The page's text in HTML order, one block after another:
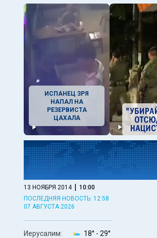
ИСПАНЕЦ ЗРЯ
НАПАЛ НА
РЕЗЕРВИСТА
ЦАХАЛА
13 НОЯБРЯ 2014 | 10:00
ПОСЛЕДНЯЯ НОВОСТЬ: 12:58
07 АВГУСТА 2026
Иерусалим: 18° - 29°